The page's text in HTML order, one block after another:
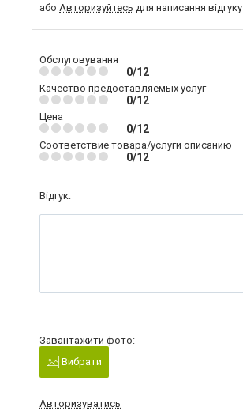
або Авторизуйтесь для написання відгуку
Обслуговування
0/12
Качество предоставляемых услуг
0/12
Цена
0/12
Соответствие товара/услуги описанию
0/12
Відгук:
Завантажити фото:
Вибрати
Авторизуватись